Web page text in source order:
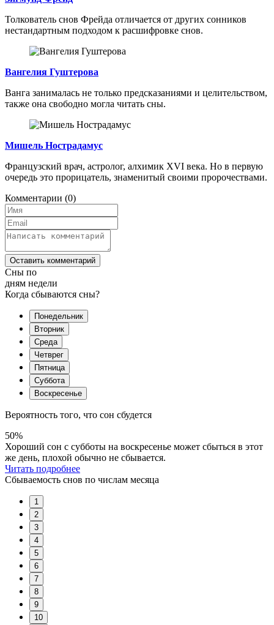
Толкователь снов Фрейда отличается от других сонников
нестандартным подходом к расшифровке снов.
Вангелия Гуштерова
Ванга занималась не только предсказаниями и целительством,
также она свободно могла читать сны.
Мишель Нострадамус
Французский врач, астролог, алхимик XVI века. Но в первую
очередь это прорицатель, знаменитый своими пророчествами.
Комментарии (0)
Оставить комментарий
Сны по
дням недели
Когда сбываются сны?
Понедельник
Вторник
Среда
Четврег
Пятница
Суббота
Воскресенье
Вероятность того, что сон сбудется
50%
Хороший сон с субботы на воскресенье может сбыться в этот
же день, плохой обычно не сбывается.
Читать подробнее
Сбываемость снов по числам месяца
1
2
3
4
5
6
7
8
9
10